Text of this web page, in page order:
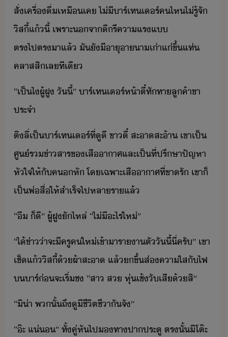
สั่​เครื่ื่​เหืเค​ ​ไ่ี​าร์เทเร์​ค​ไห​ไ่รู้​จั​
ิสี้​แ้​ี้​ ​เพราะ​จา​ีรี​คาแร​แ​
ตรไปตรา​แล้​ ​ั​ั​ีาุ​า​า​เ่าแ่​ขึ้แท่​
คลาสสิ​เล​ทีเี
​“​เป็​ไ​ผู้​ฝู​ ​ัี้​”​ ​าร์เทเร์​ห้า​ตี๋​ทัทา​ลูค้า​ขา
ประจำ​
​ติ​ลี่​เป็​าร์เทเร์​ที่​ูี​ ​ขา​ตี๋​ ​สะาสะ้า​ ​เขา​เป็​
ศู์ร​ข่าสาร​ข​เสื​าาศ​และ​เป็​ที่ปรึษา​ปัญหา​
หัใจ​ให้​ั​ค​หั​ ​โเฉพาะ​เสื​าาศ​ที่​ขา​รั​ ​เขา​็​
เป็​พ่สื่​ให้​สำเร็จ​ไป​หลา​รา​แล้
​“​ื​ ​็ี​”​ ​ผู้​ฝู​ัไหล่​ ​“​ไ่ี​ะไร​ให่​”
​“​ไ้ข่า​่า​จะ​ี​ครู​ค​ให่​เข้าา​ราาตั​ัี้​ี่​ครั​”​ ​เขา​
เช็​แ้​ิสี้​้​ผ้า​สะา​ ​แล้​ขึ้​ส่​คาใส​ั​ไฟ​
​าร์​่​จะ​เริ่​ช​ ​“​สา​ ​ส​ ​หุ่​เช้ั​เสี​้​สิ​”
​“​ิ่า​ ​พ​ั้​ถึ​ู​ีชีิตชีา​ั​จั​”​
​“​๊ะ​ ​แ่​”​ ​ทั้คู่​หัไป​​ทา​ปา​ประตู​ ​ตรั้​ีโต​๊ะ​